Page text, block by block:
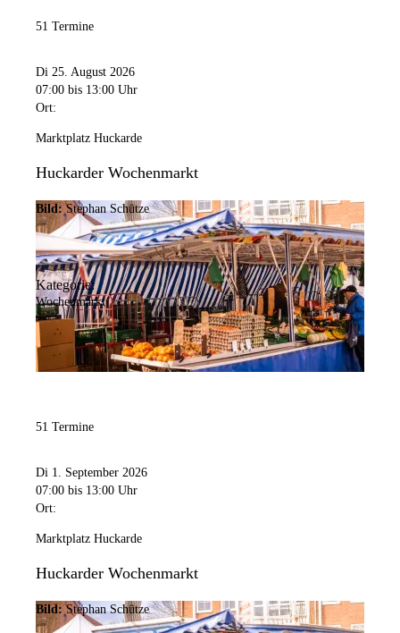
51 Termine
Di 25. August 2026
07:00 bis 13:00 Uhr
Ort:
Marktplatz Huckarde
Huckarder Wochenmarkt
Bild: Stephan Schütze
Kategorie:
Wochenmarkt
51 Termine
Di 1. September 2026
07:00 bis 13:00 Uhr
Ort:
Marktplatz Huckarde
Huckarder Wochenmarkt
Bild: Stephan Schütze